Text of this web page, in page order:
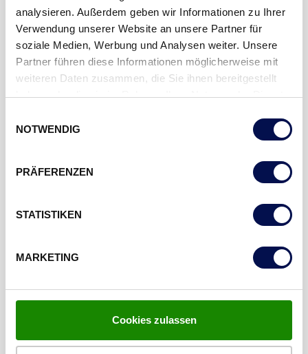
analysieren. Außerdem geben wir Informationen zu Ihrer
Verwendung unserer Website an unsere Partner für
soziale Medien, Werbung und Analysen weiter. Unsere
Partner führen diese Informationen möglicherweise mit
weiteren Daten zusammen, die Sie ihnen bereitgestellt
haben oder die sie im Rahmen Ihrer Nutzung der Dienste
NOTWENDIG
PRÄFERENZEN
STATISTIKEN
MARKETING
Cookies zulassen
OBERFLÄCHE Dekor Cuba Libre